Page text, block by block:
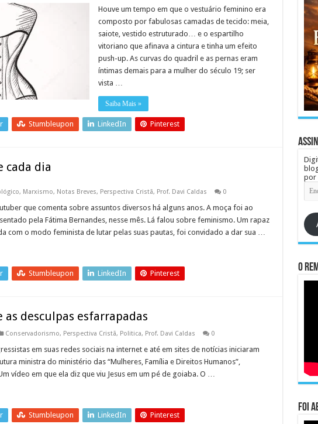
Houve um tempo em que o vestuário feminino era
composto por fabulosas camadas de tecido: meia,
saiote, vestido estruturado… e o espartilho
vitoriano que afinava a cintura e tinha um efeito
push-up. As curvas do quadril e as pernas eram
íntimas demais para a mulher do século 19; ser
vista …
Saiba Mais »
Stumbleupon LinkedIn Pinterest
cada dia
, Marxismo, Notas Breves, Perspectiva Cristã, Prof. Davi Caldas 0
que comenta sobre assuntos diversos há alguns anos. A moça foi ao
pela Fátima Bernandes, nesse mês. Lá falou sobre feminismo. Um rapaz
com o modo feminista de lutar pelas suas pautas, foi convidado a dar sua …
Stumbleupon LinkedIn Pinterest
as desculpas esfarrapadas
Conservadorismo, Perspectiva Cristã, Politica, Prof. Davi Caldas 0
em suas redes sociais na internet e até em sites de notícias iniciaram
ministra do ministério das “Mulheres, Família e Direitos Humanos”,
vídeo em que ela diz que viu Jesus em um pé de goiaba. O …
Stumbleupon LinkedIn Pinterest
por
de
mail
O
Foi